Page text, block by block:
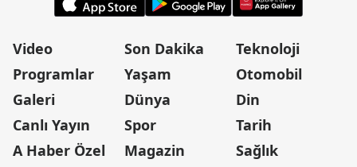
Video
Programlar
Galeri
Canlı Yayın
A Haber Özel
Son Dakika
Yaşam
Dünya
Spor
Magazin
Teknoloji
Otomobil
Din
Tarih
Sağlık